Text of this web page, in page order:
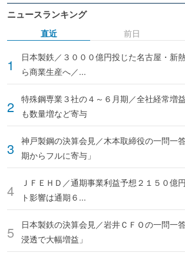
ニュースランキング
直近
日本製鉄／３０００億円投じた名古屋・新
ら商業生産へ／...
特殊鋼専業３社の４～６月期／全社経常増
も数量増など寄与
神戸製鋼の決算会見／木本取締役の一問一
期からフルに寄与」
ＪＦＥＨＤ／通期事業利益予想２１５０億
ト影響は通期６...
日本製鉄の決算会見／岩井ＣＦＯの一問一
浸透で大幅増益」
前日